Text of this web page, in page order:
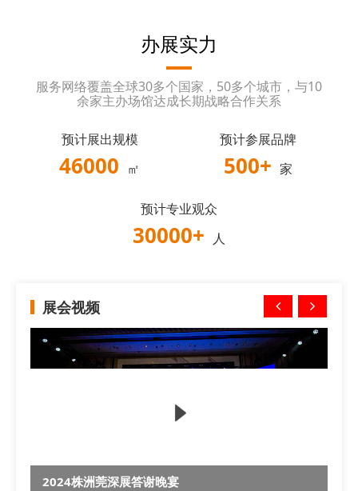
办展实力
服务网络覆盖全球30多个国家，50多个城市，与10
余家主办场馆达成长期战略合作关系
预计展出规模
46000 ㎡
预计参展品牌
500+ 家
预计专业观众
30000+ 人
展会视频
2024株洲莞深展答谢晚宴